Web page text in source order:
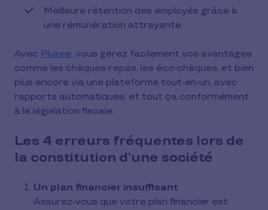
Meilleure rétention des employés grâce à
une rémunération attrayante
Avec Pluxee, vous gérez facilement vos avantages
comme les chèques-repas, les éco-chèques, et bien
plus encore via une plateforme tout-en-un, avec
rapports automatiques, et tout ça conformément
à la législation fiscale.
Les 4 erreurs fréquentes lors de
la constitution d’une société
Un plan financier insuffisant
Assurez-vous que votre plan financier est